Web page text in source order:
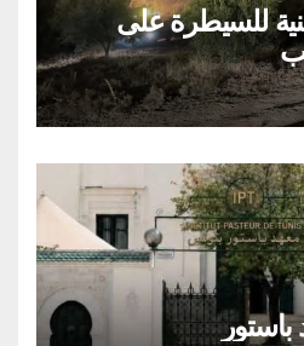
للسيطرة على
باستور